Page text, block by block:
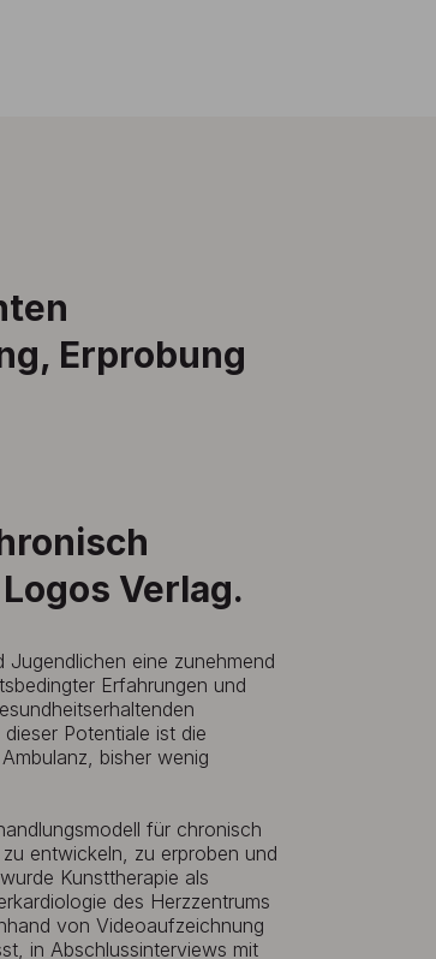
Erprobung
Verlag.
Jugendlichen eine zunehmend
Erfahrungen und
Potentiale ist die
bisher wenig
für chronisch
entwickeln, zu erproben und
Kunsttherapie als
des Herzzentrums
von Videoaufzeichnung
in Abschlussinterviews mit